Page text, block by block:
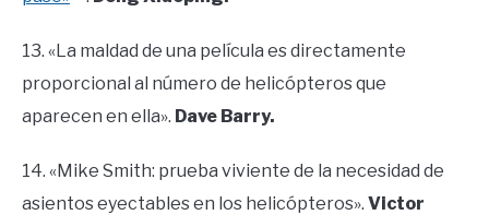
13. «La maldad de una película es directamente
proporcional al número de helicópteros que
aparecen en ella». Dave Barry.
14. «Mike Smith: prueba viviente de la necesidad de
asientos eyectables en los helicópteros». Victor